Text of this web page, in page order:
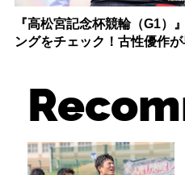
『高松宮記念杯競輪（G1）
ングをチェック！古性優作